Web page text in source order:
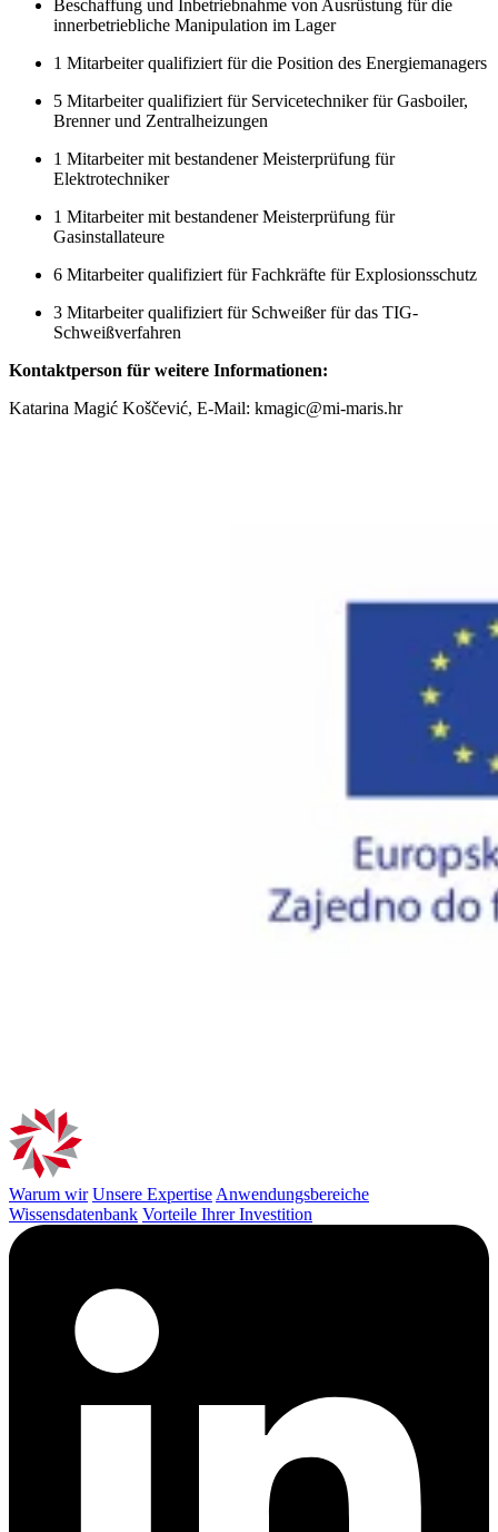
Beschaffung und Inbetriebnahme von Ausrüstung für die
innerbetriebliche Manipulation im Lager
1 Mitarbeiter qualifiziert für die Position des Energiemanagers
5 Mitarbeiter qualifiziert für Servicetechniker für Gasboiler,
Brenner und Zentralheizungen
1 Mitarbeiter mit bestandener Meisterprüfung für
Elektrotechniker
1 Mitarbeiter mit bestandener Meisterprüfung für
Gasinstallateure
6 Mitarbeiter qualifiziert für Fachkräfte für Explosionsschutz
3 Mitarbeiter qualifiziert für Schweißer für das TIG-
Schweißverfahren
Kontaktperson für weitere Informationen:
Katarina Magić Koščević, E-Mail: kmagic@mi-maris.hr
Warum wir Unsere Expertise Anwendungsbereiche
Wissensdatenbank Vorteile Ihrer Investition